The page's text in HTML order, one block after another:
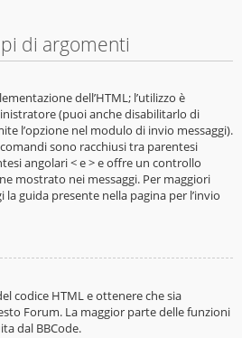
di argomenti
dell’HTML; l’utilizzo è
(puoi anche disabilitarlo di
l’opzione nel modulo di invio messaggi).
comandi sono racchiusi tra parentesi
angolari < e > e offre un controllo
mostrato nei messaggi. Per maggiori
la guida presente nella pagina per l’invio
codice HTML e ottenere che sia
Forum. La maggior parte delle funzioni
dal BBCode.